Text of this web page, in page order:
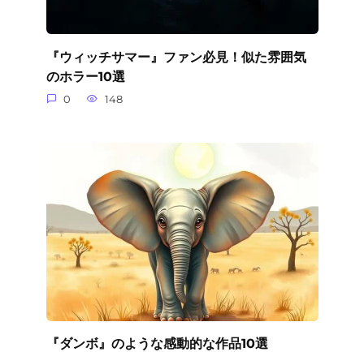
『ウィッチサマー』ファン必見！似た雰囲気
のホラー10選
0 148
『ダンボ』のような感動的な作品10選